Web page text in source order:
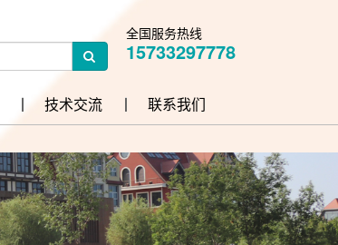
全国服务热线
15733297778
技术交流 联系我们